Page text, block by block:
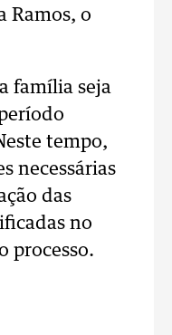
Ramos, o
família seja
tempo,
necessárias
das
no
processo.